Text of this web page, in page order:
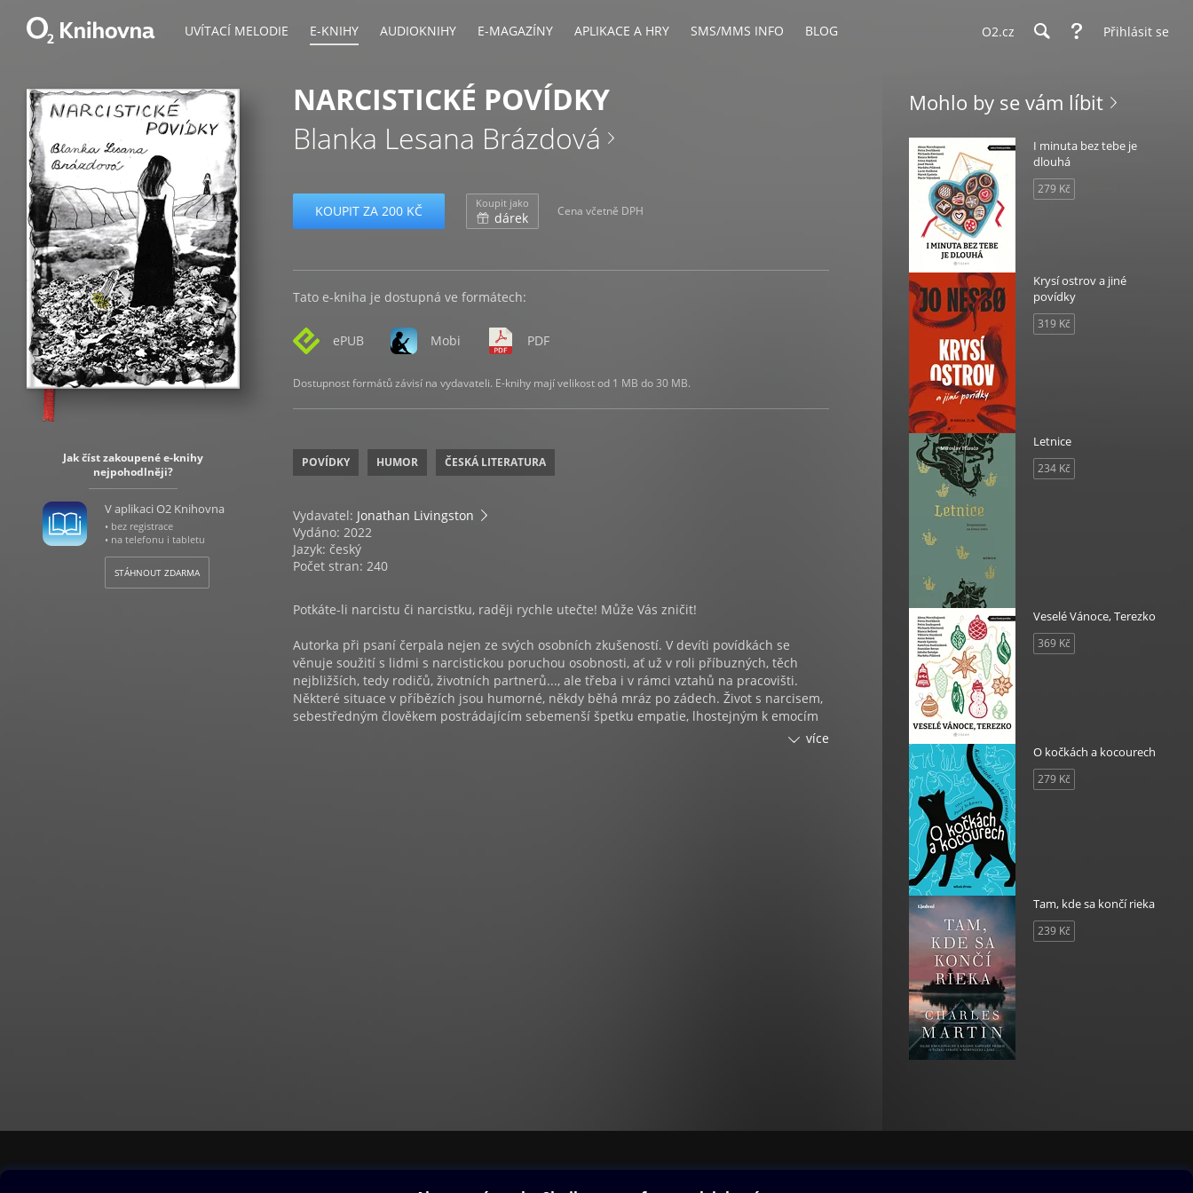
UVÍTACÍ MELODIE E-KNIHY AUDIOKNIHY E-MAGAZÍNY APLIKACE A HRY SMS/MMS INFO BLOG O2.cz Přihlásit se
Jak číst zakoupené e-knihy
nejpohodlněji?
V aplikaci O2 Knihovna
• bez registrace
• na telefonu i tabletu
STÁHNOUT ZDARMA
NARCISTICKÉ POVÍDKY
Blanka Lesana Brázdová
KOUPIT ZA 200 KČ Koupit jako
dárek Cena včetně DPH
Tato e-kniha je dostupná ve formátech:
ePUB Mobi PDF
Dostupnost formátů závisí na vydavateli. E-knihy mají velikost od 1 MB do 30 MB.
POVÍDKY HUMOR ČESKÁ LITERATURA
Vydavatel: Jonathan Livingston
Vydáno: 2022
Jazyk: český
Počet stran: 240
Potkáte-li narcistu či narcistku, raději rychle utečte! Může Vás zničit!
Autorka při psaní čerpala nejen ze svých osobních zkušeností. V devíti povídkách se
věnuje soužití s lidmi s narcistickou poruchou osobnosti, ať už v roli příbuzných, těch
nejbližších, tedy rodičů, životních partnerů..., ale třeba i v rámci vztahů na pracovišti.
Některé situace v příbězích jsou humorné, někdy běhá mráz po zádech. Život s narcisem,
sebestředným člověkem postrádajícím sebemenší špetku empatie, lhostejným k emocím
svého okolí, člověkem, jenž dokáže bez jakýchkoli pocitů viny opakovaně ubližovat druhým,
více
Mohlo by se vám líbit
I minuta bez tebe je
dlouhá
279 Kč
Krysí ostrov a jiné
povídky
319 Kč
Letnice
234 Kč
Veselé Vánoce, Terezko
369 Kč
O kočkách a kocourech
279 Kč
Tam, kde sa končí rieka
239 Kč